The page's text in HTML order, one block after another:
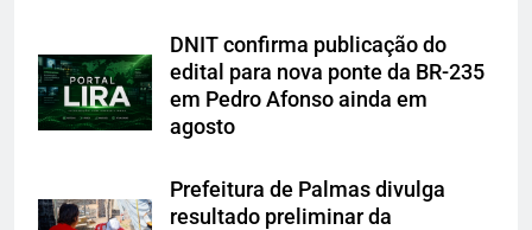
DNIT confirma publicação do
edital para nova ponte da BR-235
em Pedro Afonso ainda em
agosto
Prefeitura de Palmas divulga
resultado preliminar da